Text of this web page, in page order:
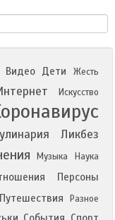
Видео Дети
Жесть
Искусство
Ликбез
Музыка Наука
Персоны
Путешествия
Разное